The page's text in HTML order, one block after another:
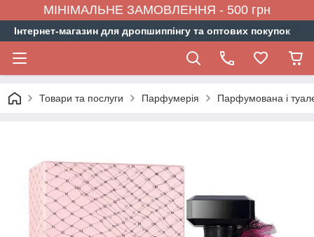
МІНІМАЛЬНЕ ЗАМОВЛЕННЯ - 500 грн
Інтернет-магазин для дропшиппінгу та оптових покупок
Товари та послуги Парфумерія Парфумована і